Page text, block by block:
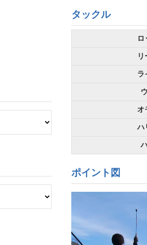
タックル
ロ
リ
ラ
オ
ハ
ポイント図